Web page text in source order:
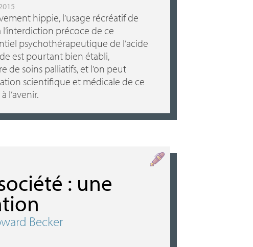
hippie, l’usage récréatif de
précoce de ce
psychothérapeutique de l’acide
est pourtant bien établi,
de soins palliatifs, et l’on peut
scientifique et médicale de ce
l’avenir.
: une
Becker